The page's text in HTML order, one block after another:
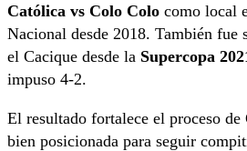
Católica vs Colo Colo como local
Nacional desde 2018. También fue
el Cacique desde la Supercopa
impuso 4-2.
El resultado fortalece el proceso
bien posicionada para seguir